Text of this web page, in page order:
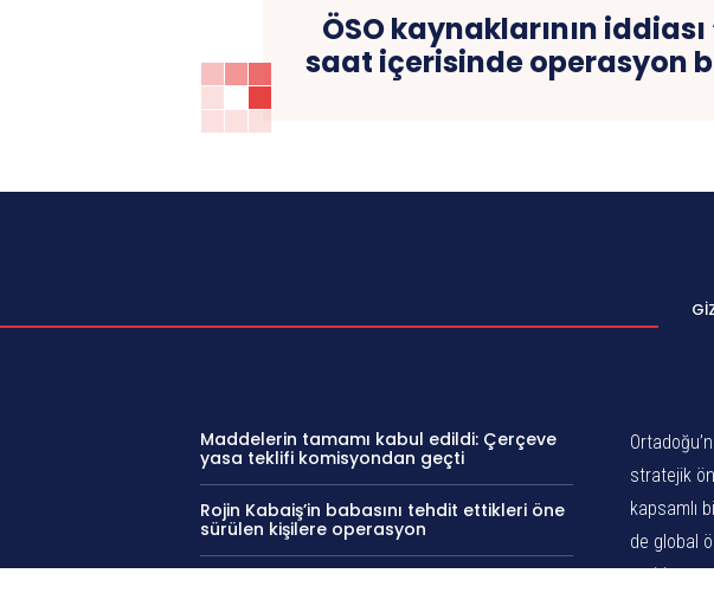
ÖSO kaynaklarının
saat içerisinde operasyon
Maddelerin tamamı kabul edildi: Çerçeve
yasa teklifi komisyondan geçti
Rojin Kabaiş’in babasını tehdit ettikleri öne
sürülen kişilere operasyon
stratejik
kapsamlı
de global
veririz.